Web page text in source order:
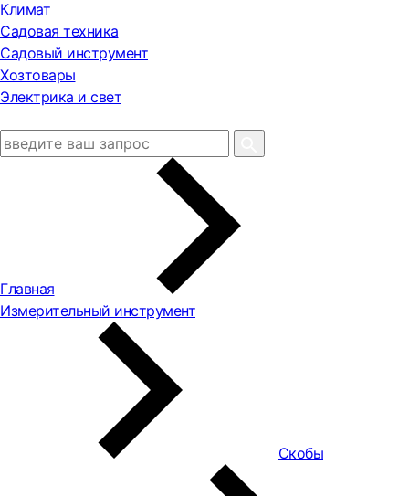
Климат
Садовая техника
Садовый инструмент
Хозтовары
Электрика и свет
Главная
Измерительный инструмент
Скобы